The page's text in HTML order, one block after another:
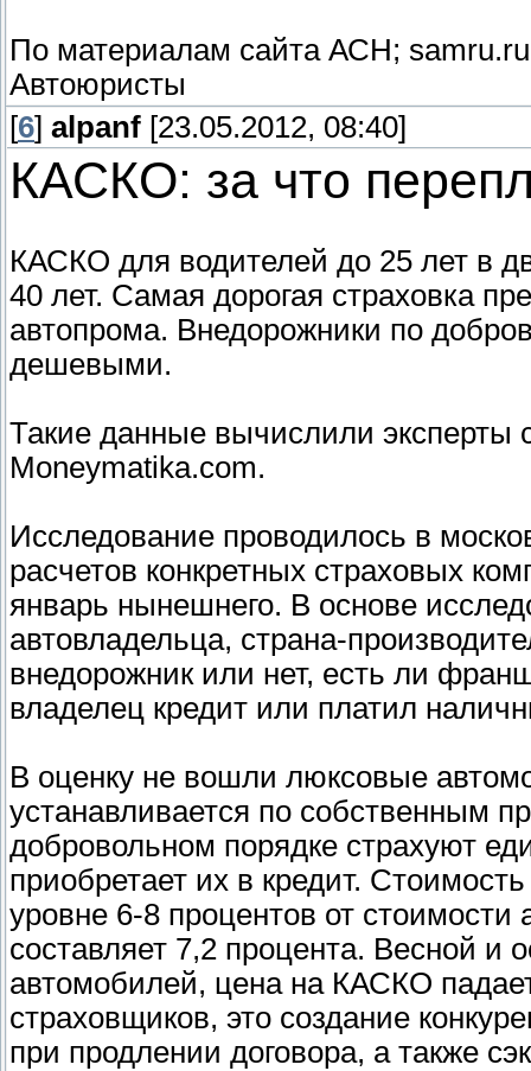
По материалам сайта АСН;
Автоюристы
[6] alpanf [23.05.2012, 08:40]
КАСКО: за что
КАСКО для водителей до 25 лет в
40 лет. Самая дорогая страховка
автопрома. Внедорожники по
дешевыми.
Такие данные вычислили эксперты
Moneymatika.com.
Исследование проводилось в
расчетов конкретных страховых
январь нынешнего. В основе
автовладельца, страна-
внедорожник или нет, есть ли
владелец кредит или платил
В оценку не вошли люксовые
устанавливается по собственным
добровольном порядке страхуют
приобретает их в кредит.
уровне 6-8 процентов от
составляет 7,2 процента. Весной
автомобилей, цена на КАСКО
страховщиков, это создание
при продлении договора, а также